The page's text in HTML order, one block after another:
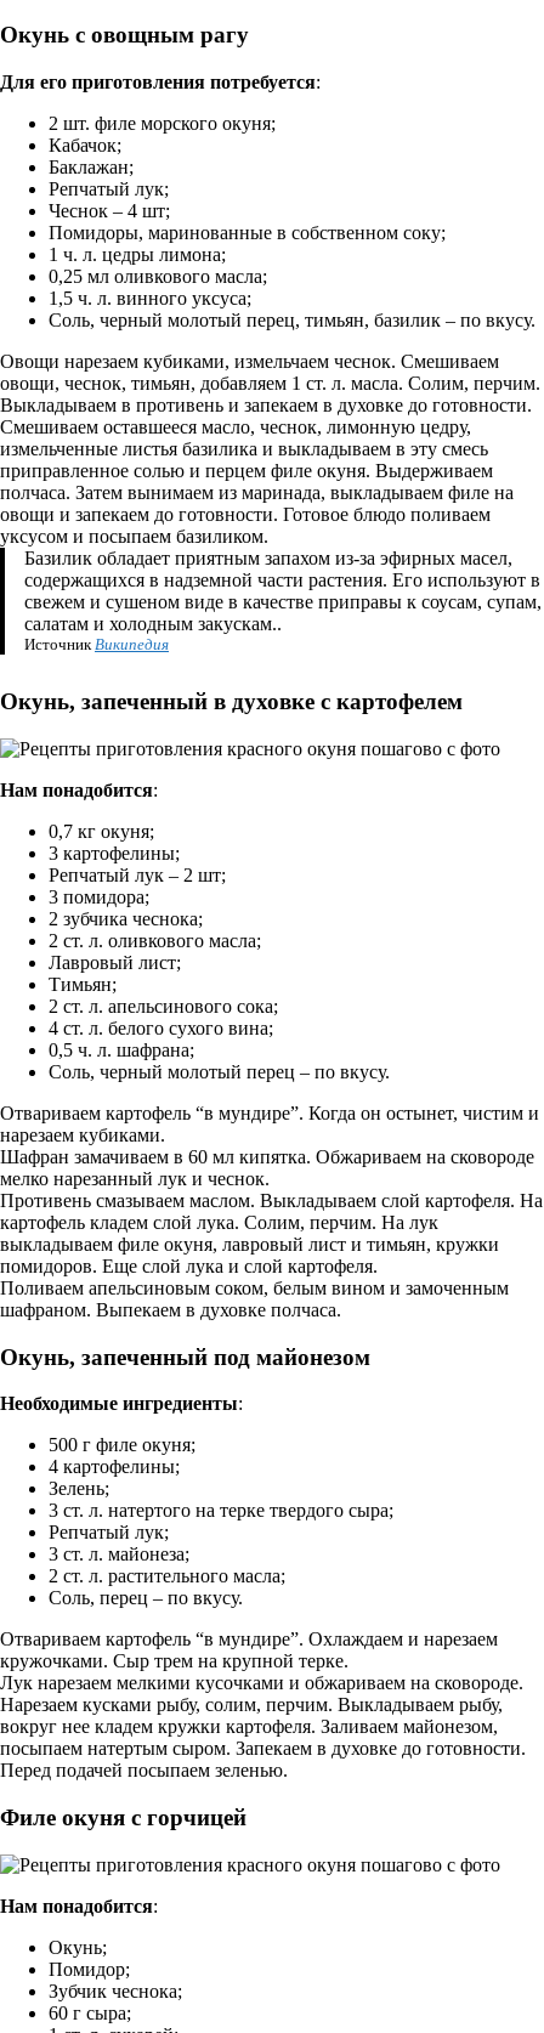
Окунь с овощным рагу
Для его приготовления потребуется:
2 шт. филе морского окуня;
Кабачок;
Баклажан;
Репчатый лук;
Чеснок – 4 шт;
Помидоры, маринованные в собственном соку;
1 ч. л. цедры лимона;
0,25 мл оливкового масла;
1,5 ч. л. винного уксуса;
Соль, черный молотый перец, тимьян, базилик – по вкусу.
Овощи нарезаем кубиками, измельчаем чеснок. Смешиваем
овощи, чеснок, тимьян, добавляем 1 ст. л. масла. Солим, перчим.
Выкладываем в противень и запекаем в духовке до готовности.
Смешиваем оставшееся масло, чеснок, лимонную цедру,
измельченные листья базилика и выкладываем в эту смесь
приправленное солью и перцем филе окуня. Выдерживаем
полчаса. Затем вынимаем из маринада, выкладываем филе на
овощи и запекаем до готовности. Готовое блюдо поливаем
уксусом и посыпаем базиликом.
Базилик обладает приятным запахом из-за эфирных масел,
содержащихся в надземной части растения. Его используют в
свежем и сушеном виде в качестве приправы к соусам, супам,
салатам и холодным закускам..
ИсточникВикипедия
Окунь, запеченный в духовке с картофелем
Нам понадобится:
0,7 кг окуня;
3 картофелины;
Репчатый лук – 2 шт;
3 помидора;
2 зубчика чеснока;
2 ст. л. оливкового масла;
Лавровый лист;
Тимьян;
2 ст. л. апельсинового сока;
4 ст. л. белого сухого вина;
0,5 ч. л. шафрана;
Соль, черный молотый перец – по вкусу.
Отвариваем картофель “в мундире”. Когда он остынет, чистим и
нарезаем кубиками.
Шафран замачиваем в 60 мл кипятка. Обжариваем на сковороде
мелко нарезанный лук и чеснок.
Противень смазываем маслом. Выкладываем слой картофеля. На
картофель кладем слой лука. Солим, перчим. На лук
выкладываем филе окуня, лавровый лист и тимьян, кружки
помидоров. Еще слой лука и слой картофеля.
Поливаем апельсиновым соком, белым вином и замоченным
шафраном. Выпекаем в духовке полчаса.
Окунь, запеченный под майонезом
Необходимые ингредиенты:
500 г филе окуня;
4 картофелины;
Зелень;
3 ст. л. натертого на терке твердого сыра;
Репчатый лук;
3 ст. л. майонеза;
2 ст. л. растительного масла;
Соль, перец – по вкусу.
Отвариваем картофель “в мундире”. Охлаждаем и нарезаем
кружочками. Сыр трем на крупной терке.
Лук нарезаем мелкими кусочками и обжариваем на сковороде.
Нарезаем кусками рыбу, солим, перчим. Выкладываем рыбу,
вокруг нее кладем кружки картофеля. Заливаем майонезом,
посыпаем натертым сыром. Запекаем в духовке до готовности.
Перед подачей посыпаем зеленью.
Филе окуня с горчицей
Нам понадобится:
Окунь;
Помидор;
Зубчик чеснока;
60 г сыра;